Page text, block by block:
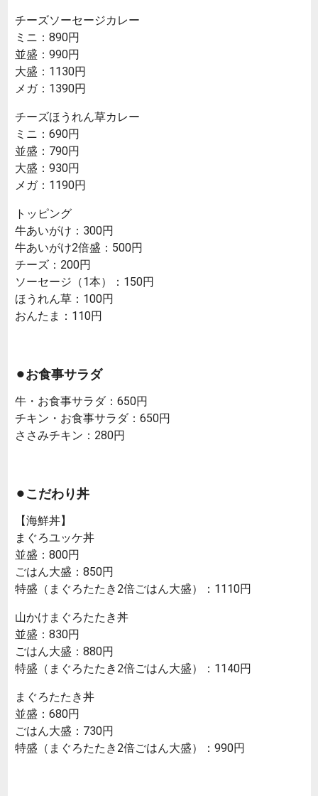
チーズソーセージカレー
ミニ：890円
並盛：990円
大盛：1130円
メガ：1390円
チーズほうれん草カレー
ミニ：690円
並盛：790円
大盛：930円
メガ：1190円
トッピング
牛あいがけ：300円
牛あいがけ2倍盛：500円
チーズ：200円
ソーセージ（1本）：150円
ほうれん草：100円
おんたま：110円
⚫︎お食事サラダ
牛・お食事サラダ：650円
チキン・お食事サラダ：650円
ささみチキン：280円
⚫︎こだわり丼
【海鮮丼】
まぐろユッケ丼
並盛：800円
ごはん大盛：850円
特盛（まぐろたたき2倍ごはん大盛）：1110円
山かけまぐろたたき丼
並盛：830円
ごはん大盛：880円
特盛（まぐろたたき2倍ごはん大盛）：1140円
まぐろたたき丼
並盛：680円
ごはん大盛：730円
特盛（まぐろたたき2倍ごはん大盛）：990円